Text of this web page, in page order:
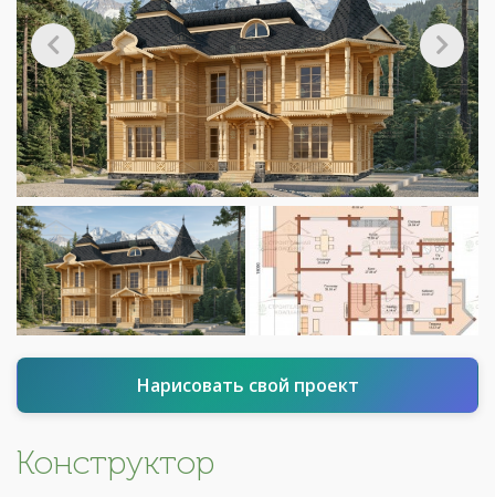
Нарисовать свой проект
Конструктор